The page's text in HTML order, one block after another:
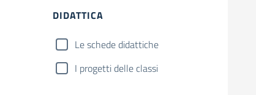
DIDATTICA
Le schede didattiche
I progetti delle classi